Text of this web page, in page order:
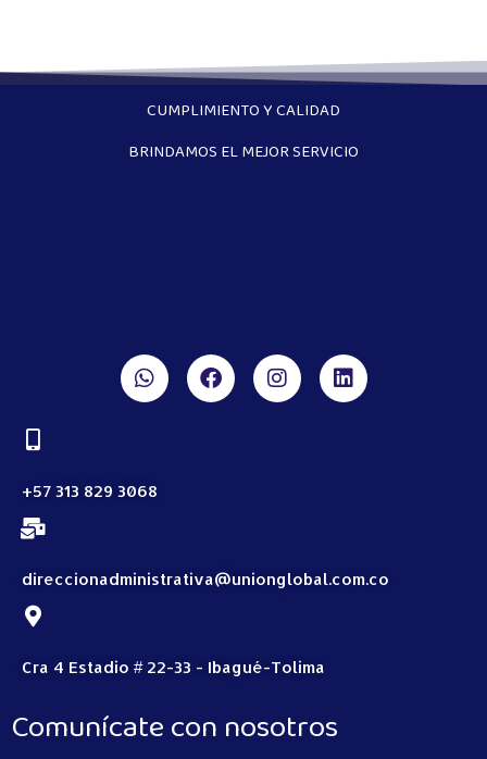
CUMPLIMIENTO Y CALIDAD
BRINDAMOS EL MEJOR SERVICIO
+57 313 829 3068
direccionadministrativa@unionglobal.com.co
Cra 4 Estadio # 22-33 - Ibagué-Tolima
Comunícate con nosotros